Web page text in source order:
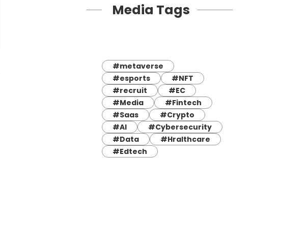
Media Tags
#metaverse
#esports
#NFT
#recruit
#EC
#Media
#Fintech
#Saas
#Crypto
#AI
#Cybersecurity
#Data
#Hralthcare
#Edtech